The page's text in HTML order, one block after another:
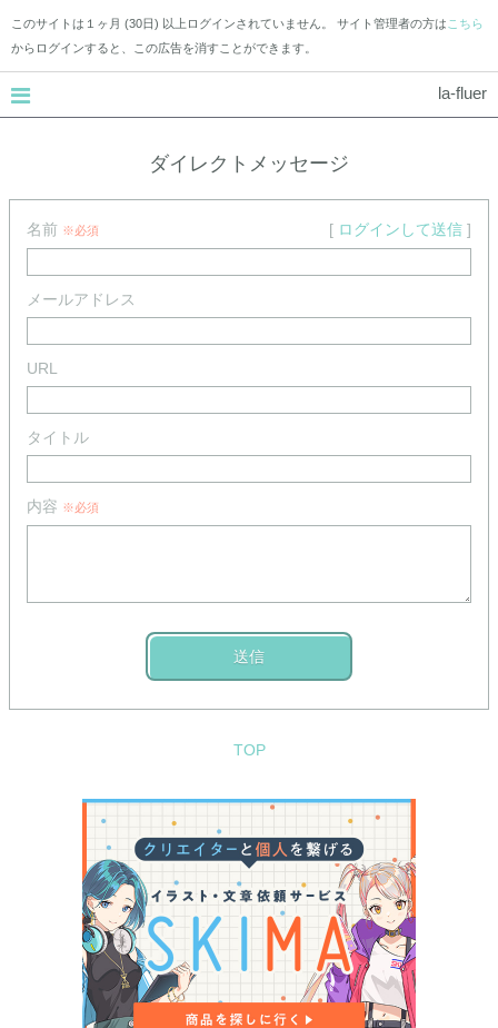
このサイトは１ヶ月 (30日) 以上ログインされていません。 サイト管理者の方は こちら
からログインすると、この広告を消すことができます。
la-fluer
ダイレクトメッセージ
名前 ※必須 [ ログインして送信 ]
メールアドレス
URL
タイトル
内容 ※必須
送信
TOP